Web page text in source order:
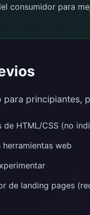
consumidor para
para principiantes,
HTML/CSS (no
web
de landing pages